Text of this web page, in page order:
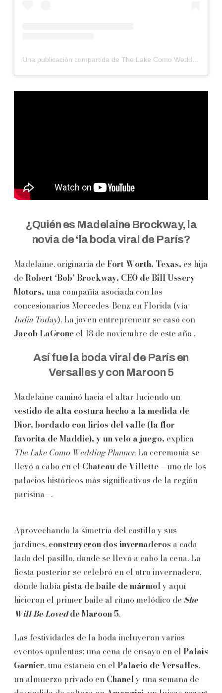
Una publicación compartida de The Lake Como Wedding Planner (@lakecomoweddings)
¿Quién es Madelaine Brockway, la
novia de ‘la boda viral de París?
Madelaine, originaria de Fort Worth, Texas, es hija
de Robert ‘Bob’ Brockway, CEO de Bill Ussery
Motors, una compañía asociada con los
concesionarios Mercedes-Benz en Florida (vía
India Today). La joven entrepreneur se casó con
Jacob LaGrone el 18 de noviembre de este año .
Así fue la boda viral de París en
Versalles y con Maroon 5
Madelaine caminó hacia el altar luciendo un
vestido de alta costura hecho a la medida de
Dior, bordado con lirios del valle (la flor
favorita de Maddie), y un velo a juego, explica
The Lake Como Wedding Planner. La ceremonia se
llevó a cabo en el Chateau de Villette —uno de los
palacios históricos más significativos de la región
parisina—.
Aprovechando la simetría del castillo y sus
jardines, construyeron dos invernaderos a cada
lado del pasillo, donde se llevó a cabo la cena. La
fiesta posterior se celebró en el otro invernadero,
donde había pista debaile de mármoly aquí
hicieron el primer baile al ritmo melódico de She
Will Be Lovedde Maroon 5.
Las festividades de la boda incluyeron varios
eventos opulentos: una cena de ensayo en el Palais
Garnier, una estancia en el Palacio de Versalles,
un almuerzo privado en Chanely una semana de